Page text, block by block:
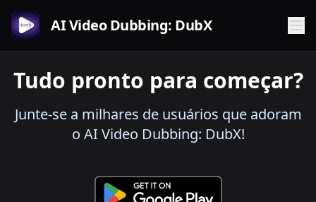
AI Video Dubbing: DubX
Tudo pronto para começar?
Junte-se a milhares de usuários que adoram
o AI Video Dubbing: DubX!